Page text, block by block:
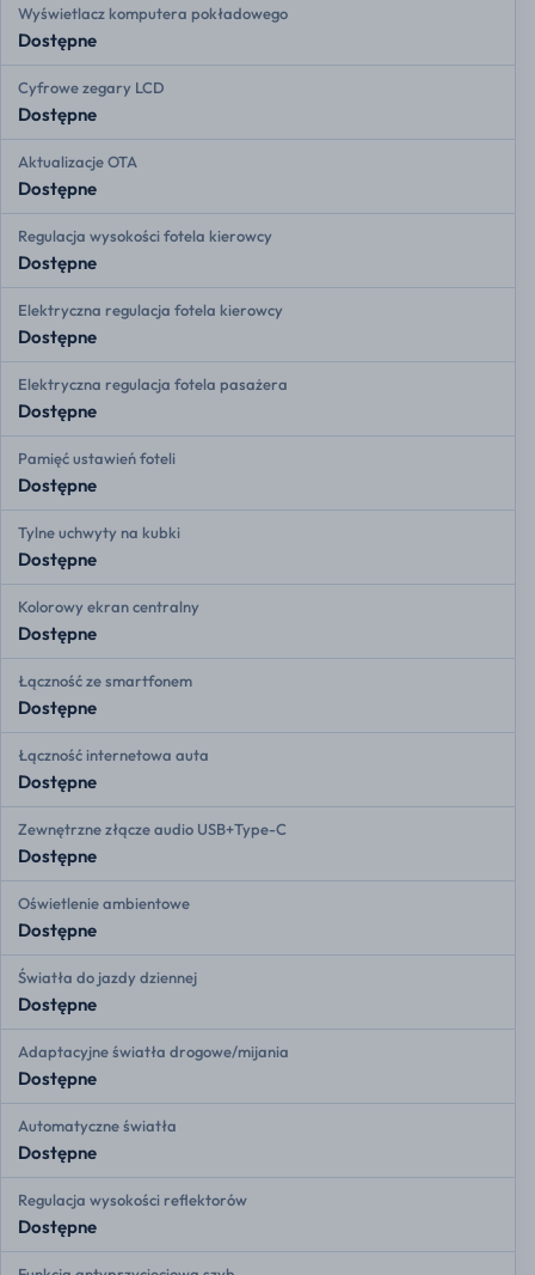
Wyświetlacz komputera pokładowego
Dostępne
Cyfrowe zegary LCD
Dostępne
Aktualizacje OTA
Dostępne
Regulacja wysokości fotela kierowcy
Dostępne
Elektryczna regulacja fotela kierowcy
Dostępne
Elektryczna regulacja fotela pasażera
Dostępne
Pamięć ustawień foteli
Dostępne
Tylne uchwyty na kubki
Dostępne
Kolorowy ekran centralny
Dostępne
Łączność ze smartfonem
Dostępne
Łączność internetowa auta
Dostępne
Zewnętrzne złącze audio USB+Type-C
Dostępne
Oświetlenie ambientowe
Dostępne
Światła do jazdy dziennej
Dostępne
Adaptacyjne światła drogowe/mijania
Dostępne
Automatyczne światła
Dostępne
Regulacja wysokości reflektorów
Dostępne